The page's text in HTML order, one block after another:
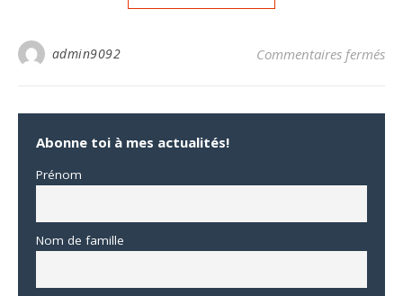
admin9092 Commentaires fermés
Abonne toi à mes actualités!
Prénom
Nom de famille